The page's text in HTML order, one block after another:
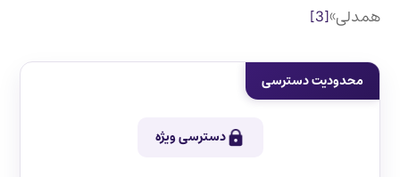
همدلی»[3]
محدودیت دسترسی
دسترسی ویژه